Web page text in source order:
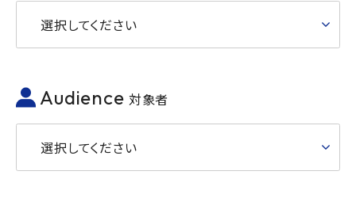
選択してください
Audience 対象者
選択してください